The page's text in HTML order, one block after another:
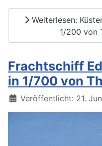
Weiterlesen:
1/200 von
Frachtschiff
in 1/700 von
Details
Veröffentlicht: 21.